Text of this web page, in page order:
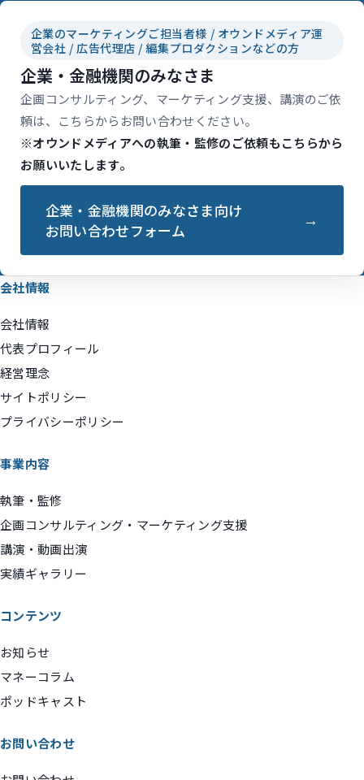
企業のマーケティングご担当者様 / オウンドメディア運
営会社 / 広告代理店 / 編集プロダクションなどの方
企業・金融機関のみなさま
企画コンサルティング、マーケティング支援、講演のご依
頼は、こちらからお問い合わせください。
※オウンドメディアへの執筆・監修のご依頼もこちらから
お願いいたします。
企業・金融機関のみなさま向け
お問い合わせフォーム
会社情報
会社情報
代表プロフィール
経営理念
サイトポリシー
プライバシーポリシー
事業内容
執筆・監修
企画コンサルティング・マーケティング支援
講演・動画出演
実績ギャラリー
コンテンツ
お知らせ
マネーコラム
ポッドキャスト
お問い合わせ